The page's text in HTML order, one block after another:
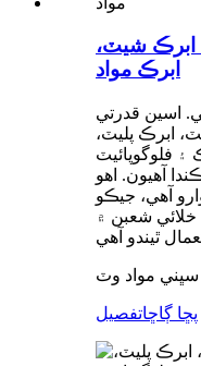
ابرڪ شيٽ،
ابرڪ مواد
اسين قدرتي
ابرڪ پليٽ،
۽ فلوگوپائيٽ
آهيون. اهو
آهي، جيڪو
شعبن ۾
پڇا ڳاڇاتفصيل